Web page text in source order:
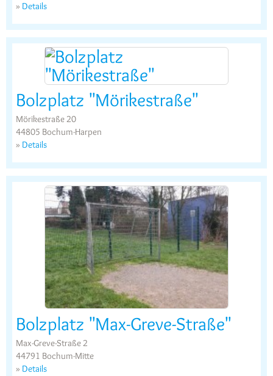
» Details
Bolzplatz "Mörikestraße"
Mörikestraße 20
44805 Bochum-Harpen
» Details
Bolzplatz "Max-Greve-Straße"
Max-Greve-Straße 2
44791 Bochum-Mitte
» Details